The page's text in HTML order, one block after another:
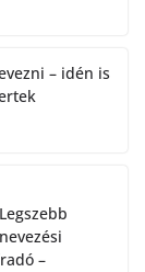
– idén is
–